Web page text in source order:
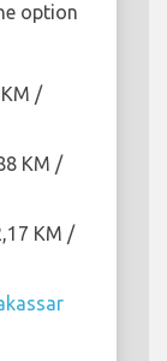
option
/
KM /
KM /